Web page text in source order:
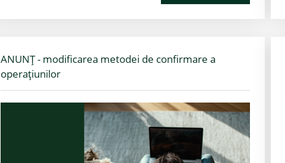
ANUNȚ - modificarea metodei de confirmare a
operațiunilor